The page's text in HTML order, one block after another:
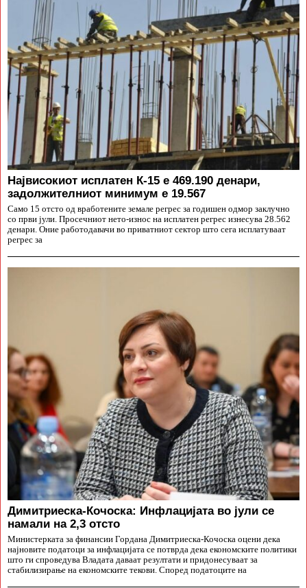
Највисокиот исплатен К-15 е 469.190 денари,
задолжителниот минимум е 19.567
Само 15 отсто од вработените земале регрес за годишен одмор заклучно
со први јули. Просечниот нето-износ на исплатен регрес изнесува 28.562
денари. Оние работодавачи во приватниот сектор што сега исплатуваат
регрес за
Димитриеска-Кочоска: Инфлацијата во јули се
намали на 2,3 отсто
Министерката за финансии Гордана Димитриеска-Кочоска оцени дека
најновите податоци за инфлацијата се потврда дека економските политики
што ги спроведува Владата даваат резултати и придонесуваат за
стабилизирање на економските текови. Според податоците на